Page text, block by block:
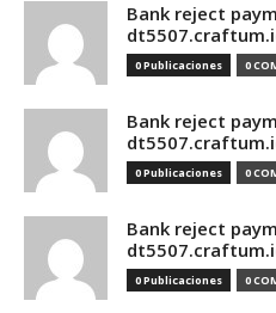
Bank reject
0 Publicaciones 0
Bank reject
0 Publicaciones 0
Bank reject
0 Publicaciones 0